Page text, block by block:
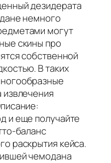
дезидерата
немного
могут
скины про
собственной
В таких
извлечения
и еще получайте
баланс
раскрытия кейса.
чемодана